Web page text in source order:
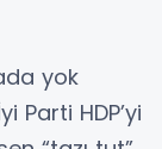
yok
Parti HDP’yi